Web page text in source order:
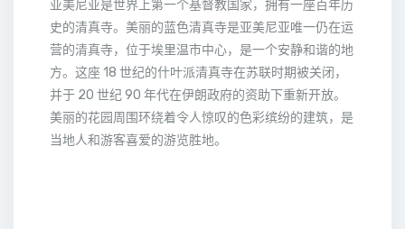
亚美尼亚是世界上第一个基督教国家，拥有一座百年历
史的清真寺。美丽的蓝色清真寺是亚美尼亚唯一仍在运
营的清真寺，位于埃里温市中心，是一个安静和谐的地
方。这座 18 世纪的什叶派清真寺在苏联时期被关闭，
并于 20 世纪 90 年代在伊朗政府的资助下重新开放。
美丽的花园周围环绕着令人惊叹的色彩缤纷的建筑，是
当地人和游客喜爱的游览胜地。